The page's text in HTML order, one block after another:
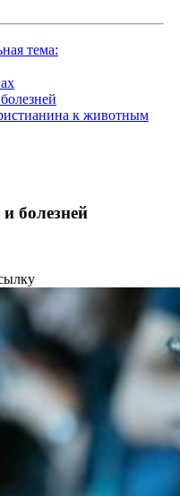
тема:
к животным
болезней